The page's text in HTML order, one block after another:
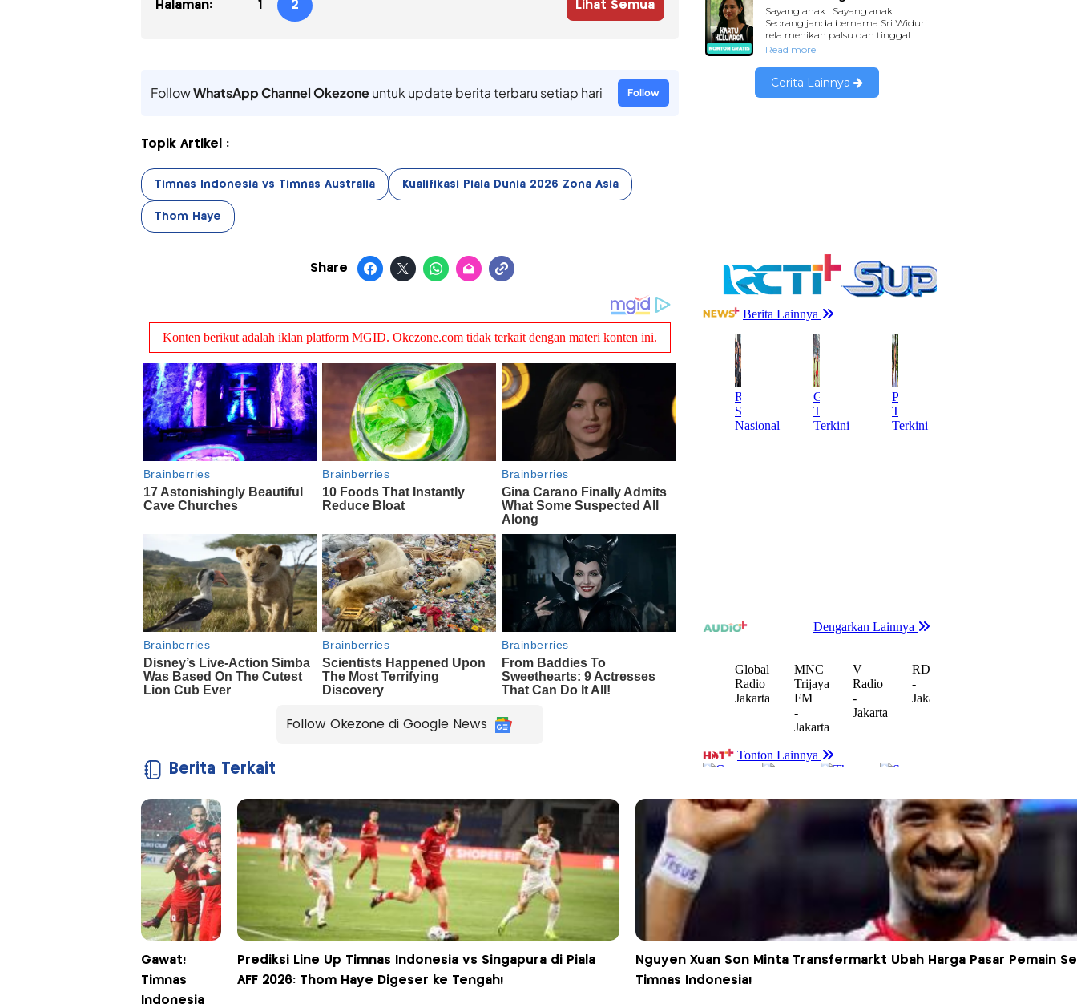
Halaman: 1 2 Lihat Semua
FollowWhatsApp Channel Okezoneuntuk update berita terbaru setiap hari Follow
Topik Artikel :
Timnas Indonesia vs Timnas Australia Kualifikasi Piala Dunia 2026 Zona Asia
Thom Haye
Share
Follow Okezone di Google News
Berita Terkait
Gawat!
Timnas
Indonesia
Prediksi Line Up Timnas Indonesia vs Singapura di Piala
AFF 2026: Thom Haye Digeser ke Tengah!
Nguyen Xuan Son Minta Transfermarkt Ubah Harga Pasar Pemain
Timnas Indonesia!